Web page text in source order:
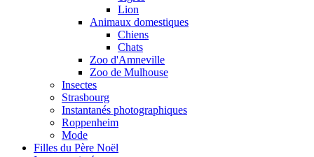
Lion
Animaux domestiques
Chiens
Chats
Zoo d'Amneville
Zoo de Mulhouse
Insectes
Strasbourg
Instantanés photographiques
Roppenheim
Mode
Filles du Père Noël